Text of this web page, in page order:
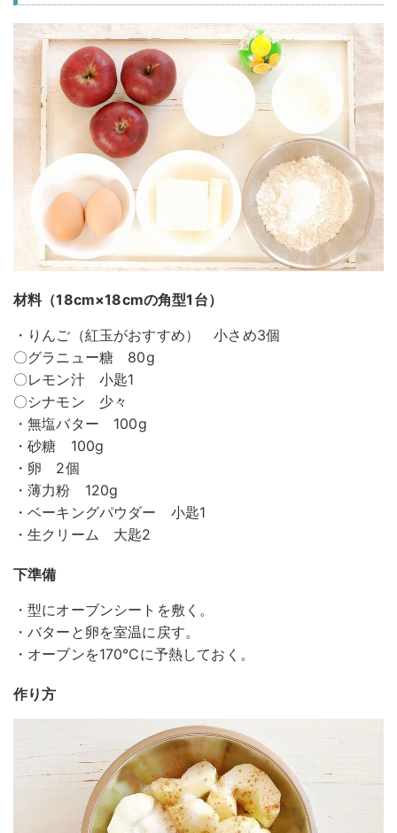
材料（18cm×18cmの角型1台）
・りんご（紅玉がおすすめ） 小さめ3個
〇グラニュー糖 80g
〇レモン汁 小匙1
〇シナモン 少々
・無塩バター 100g
・砂糖 100g
・卵 2個
・薄力粉 120g
・ベーキングパウダー 小匙1
・生クリーム 大匙2
下準備
・型にオーブンシートを敷く。
・バターと卵を室温に戻す。
・オーブンを170℃に予熱しておく。
作り方